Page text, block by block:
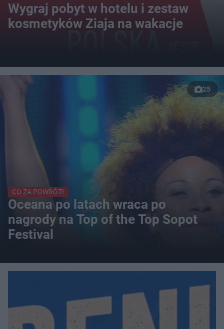
Wygraj pobyt w hotelu i zestaw
kosmetyków Ziaja na wakacje
25
CO ZA POWRÓT!
Oceana po latach wraca po
nagrody na Top of the Top Sopot
Festival